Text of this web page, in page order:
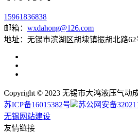
15961836838
邮箱： wxdahong@126.com
地址：无锡市滨湖区胡埭镇振胡北路62
Copyright © 2023 无锡市大鸿液压气动
苏ICP备16015382号
苏公网安备
无锡网站建设
友情链接